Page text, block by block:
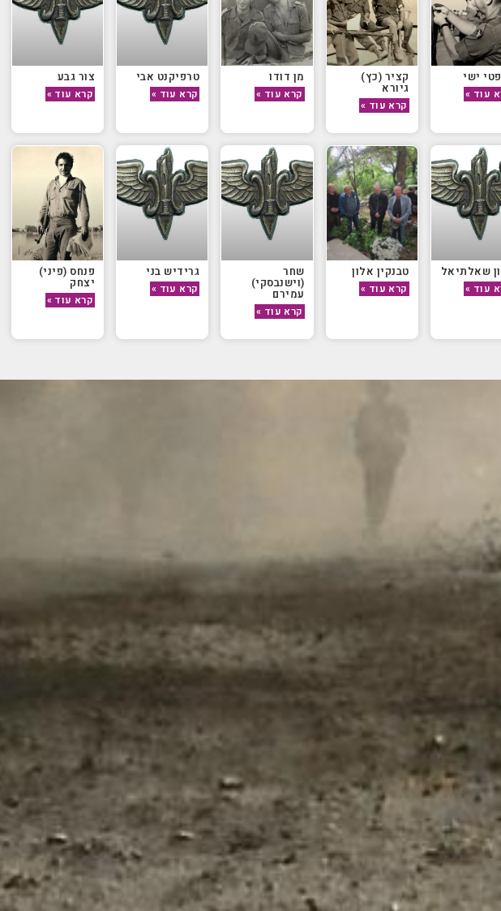
ישי
עוד »
קציר (כץ)
גיורא
קרא עוד »
מן דודו
קרא עוד »
טרפיקנט אבי
קרא עוד »
צור גבע
קרא עוד »
שאלתיאל
עוד »
טבנקין אלון
קרא עוד »
שחר
(וישנבסקי)
עמירם
קרא עוד »
גרידיש בני
קרא עוד »
פנחס (פיני)
יצחק
קרא עוד »